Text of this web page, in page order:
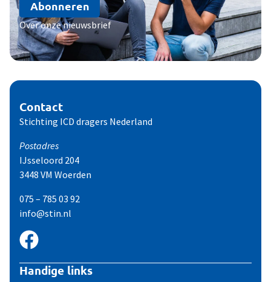
Abonneren
Over onze nieuwsbrief
Contact
Stichting ICD dragers Nederland
Postadres
IJsseloord 204
3448 VM Woerden
075 – 785 03 92
info@stin.nl
Handige links